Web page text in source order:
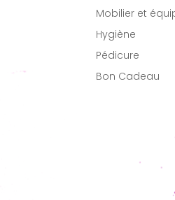
Mobilier et
Hygiène
Pédicure
Bon Cadeau